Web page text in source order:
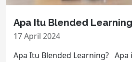
Apa Itu Blended
17 April 2024
Apa Itu Blended Learning? Apa